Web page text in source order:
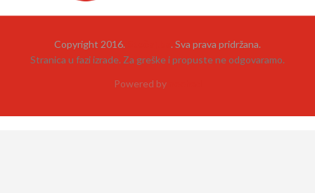
Copyright 2016.
. Sva prava pridržana.
Stranica u fazi izrade. Za greške i propuste ne odgovaramo.
Powered by